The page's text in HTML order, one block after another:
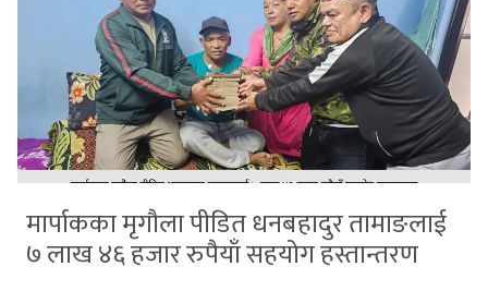
मार्पाकका मृगौला पीडित धनबहादुर तामाङलाई
७ लाख ४६ हजार रुपैयाँ सहयोग हस्तान्तरण